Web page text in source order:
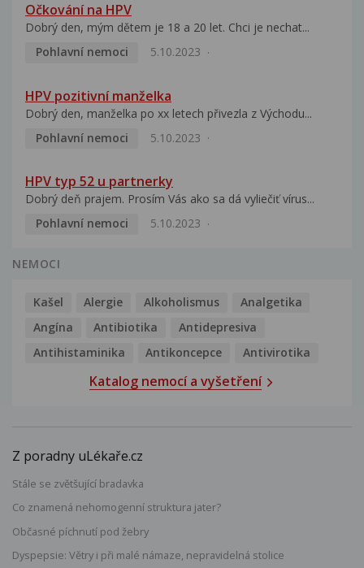
Očkování na HPV
Dobrý den, mým dětem je 18 a 20 let. Chci je nechat...
Pohlavní nemoci
5.10.2023
HPV pozitivní manželka
Dobrý den, manželka po xx letech přivezla z Východu...
Pohlavní nemoci
5.10.2023
HPV typ 52 u partnerky
Dobrý deň prajem. Prosím Vás ako sa dá vyliečiť vírus...
Pohlavní nemoci
5.10.2023
NEMOCI
Kašel Alergie Alkoholismus
Analgetika
Angína
Antibiotika
Antidepresiva
Antihistaminika
Antikoncepce Antivirotika
Katalog nemocí a vyšetření
Z poradny uLékaře.cz
Stále se zvětšující bradavka
Co znamená nehomogenní struktura jater?
Občasné píchnutí pod žebry
Dyspepsie: Větry i při malé námaze, nepravidelná stolice